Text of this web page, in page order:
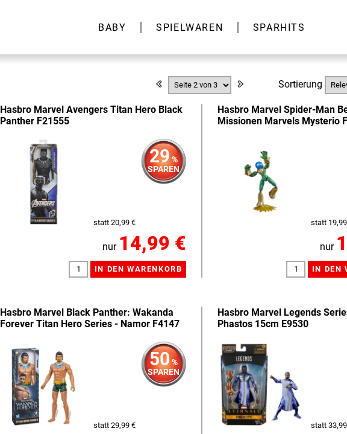
BABY SPIELWAREN SPARHITS
Sortierung
Hasbro Marvel Avengers Titan Hero Black
Panther F21555
29 %
SPAREN
statt 20,99 €
nur 14,99 €
Hasbro Marvel Spider-Man
Missionen Marvels Mysterio
statt
nur
Hasbro Marvel Black Panther: Wakanda
Forever Titan Hero Series - Namor F4147
50 %
SPAREN
statt 29,99 €
Hasbro Marvel Legends
Phastos 15cm E9530
statt